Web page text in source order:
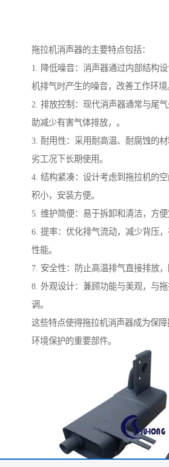
拖拉机消声器的主要特点包括：
1. 降低噪音：消声器通过内部结构
机排气时产生的噪音，改善工作环境
2. 排放控制：现代消声器通常与尾
助减少有害气体排放，。
3. 耐用性：采用耐高温、耐腐蚀的
劣工况下长期使用。
4. 结构紧凑：设计考虑到拖拉机的
积小，安装方便。
5. 维护简便：易于拆卸和清洁，方便
6. 提率：优化排气流动，减少背压
性能。
7. 安全性：防止高温排气直接排放，
8. 外观设计：兼顾功能与美观，与
调。
这些特点使得拖拉机消声器成为保
环境保护的重要部件。